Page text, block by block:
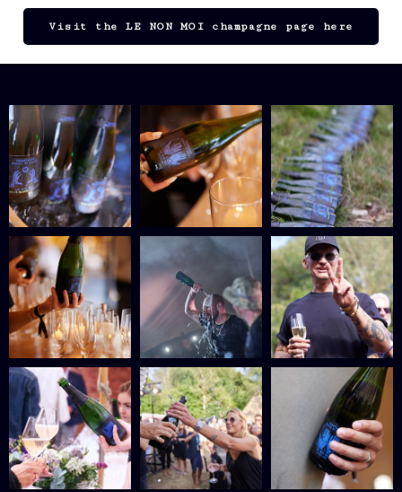
Visit the LE NON MOI champagne page here